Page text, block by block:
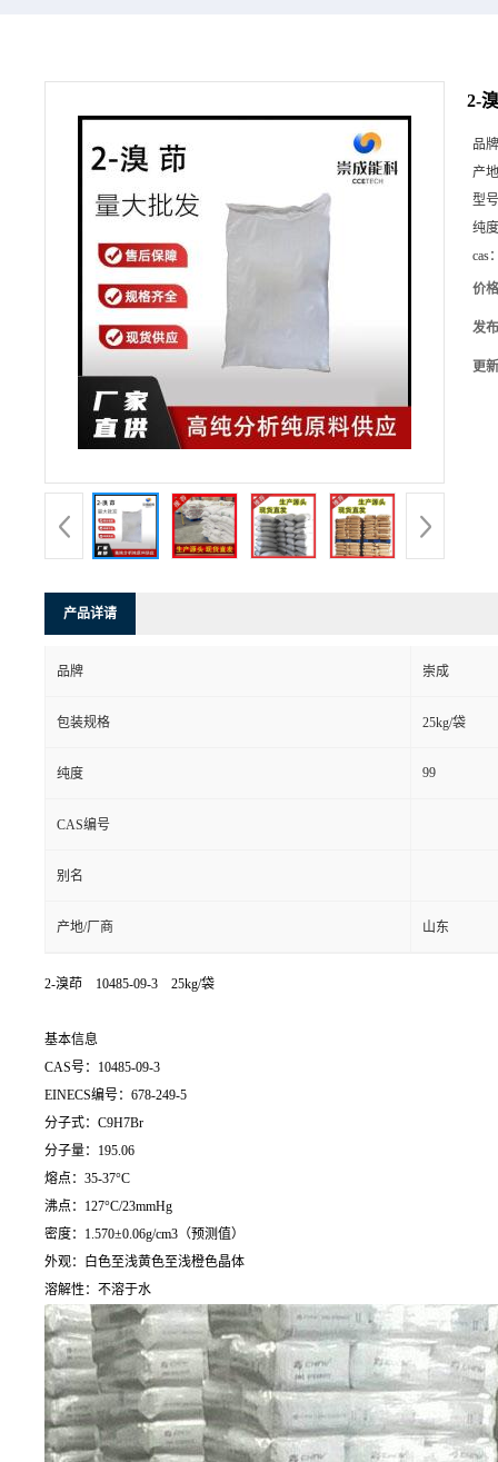
2-
品
产
型
纯
cas
价
发
更
产品详请
品牌 崇成
包装规格 25kg/袋
纯度 99
CAS编号
别名
产地/厂商 山东
2-溴茚 10485-09-3 25kg/袋
基本信息
CAS号：10485-09-3
EINECS编号：678-249-5
分子式：C9H7Br
分子量：195.06
熔点：35-37°C
沸点：127°C/23mmHg
密度：1.570±0.06g/cm3（预测值）
外观：白色至浅黄色至浅橙色晶体
溶解性：不溶于水